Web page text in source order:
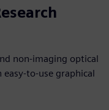
non-imaging optical
to-use graphical